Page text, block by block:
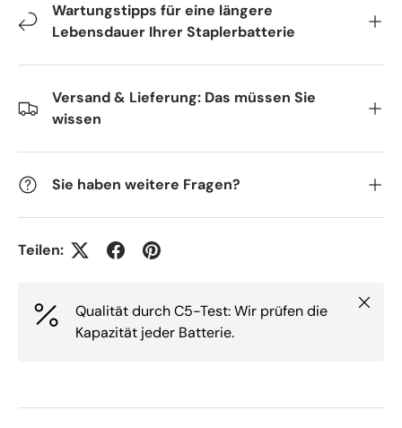
Wartungstipps für eine längere
Lebensdauer Ihrer Staplerbatterie
Versand & Lieferung: Das müssen Sie
wissen
Sie haben weitere Fragen?
Teilen:
Qualität durch C5-Test: Wir prüfen die
Kapazität jeder Batterie.